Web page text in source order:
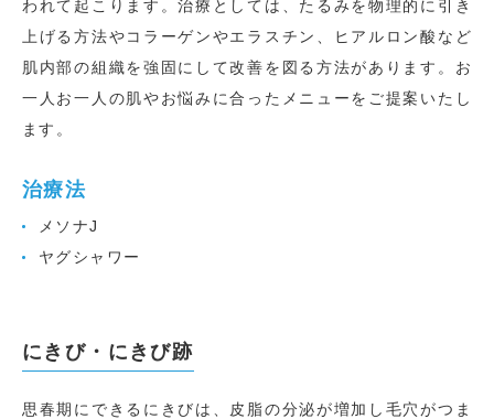
われて起こります。治療としては、たるみを物理的に引き
上げる方法やコラーゲンやエラスチン、ヒアルロン酸など
肌内部の組織を強固にして改善を図る方法があります。お
一人お一人の肌やお悩みに合ったメニューをご提案いたし
ます。
治療法
メソナJ
ヤグシャワー
にきび・にきび跡
思春期にできるにきびは、皮脂の分泌が増加し毛穴がつま